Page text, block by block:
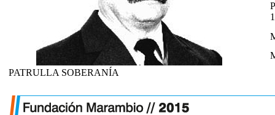
PATRULLA SOBERANÍA